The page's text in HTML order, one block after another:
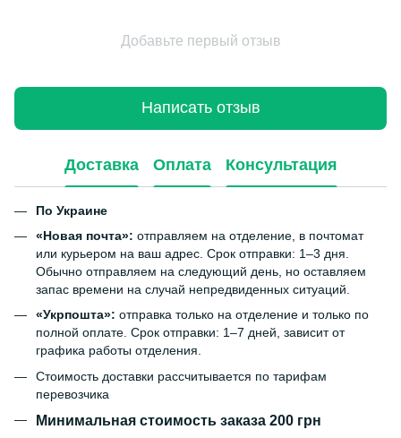
Добавьте первый отзыв
Написать отзыв
Доставка Оплата Консультация
По Украине
«Новая почта»: отправляем на отделение, в почтомат
или курьером на ваш адрес. Срок отправки: 1–3 дня.
Обычно отправляем на следующий день, но оставляем
запас времени на случай непредвиденных ситуаций.
«Укрпошта»: отправка только на отделение и только по
полной оплате. Срок отправки: 1–7 дней, зависит от
графика работы отделения.
Стоимость доставки рассчитывается по тарифам
перевозчика
Минимальная стоимость заказа 200 грн